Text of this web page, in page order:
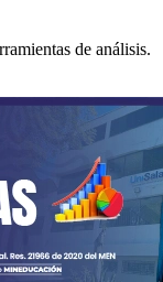
de análisis.